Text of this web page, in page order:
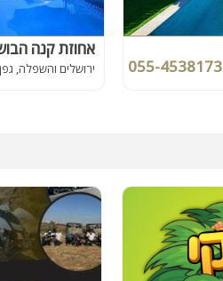
055-4538173
אחוזת קנה
ירושלים והשפלה, גפן